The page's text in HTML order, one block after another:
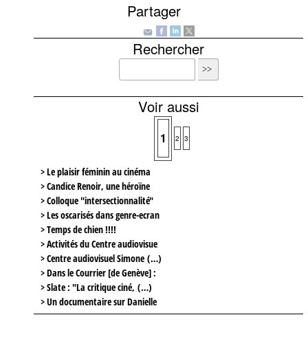
Partager
Rechercher
Voir aussi
1 2 3
> Le plaisir féminin au cinéma
> Candice Renoir, une héroïne
> Colloque "intersectionnalité"
> Les oscarisés dans genre-ecran
> Temps de chien !!!!
> Activités du Centre audiovisue
> Centre audiovisuel Simone (…)
> Dans le Courrier [de Genève] :
> Slate : "La critique ciné, (…)
> Un documentaire sur Danielle